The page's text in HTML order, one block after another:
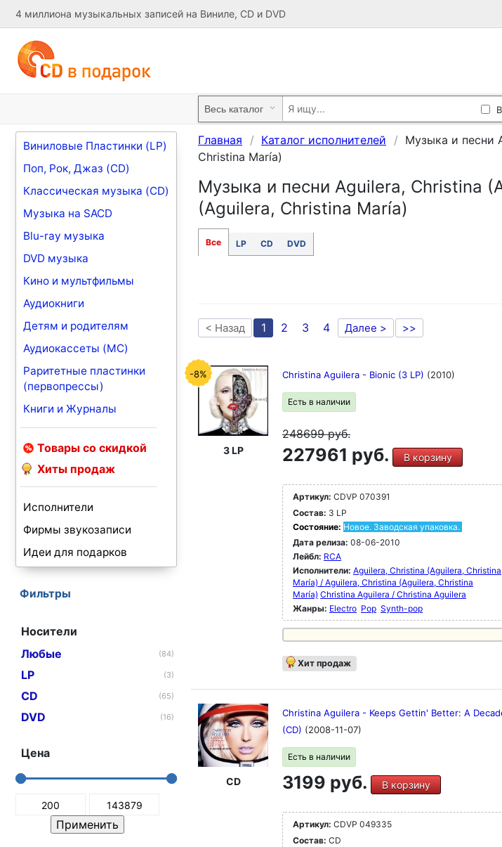
4 миллиона музыкальных записей на Виниле, CD и DVD
Виниловые Пластинки (LP)
Поп, Рок, Джаз (CD)
Классическая музыка (CD)
Музыка на SACD
Blu-ray музыка
DVD музыка
Кино и мультфильмы
Аудиокниги
Детям и родителям
Аудиокассеты (MC)
Раритетные пластинки
(первопрессы)
Книги и Журналы
Товары со скидкой
Хиты продаж
Исполнители
Фирмы звукозаписи
Идеи для подарков
Фильтры
Носители
Любые
(84)
LP (3)
CD (65)
DVD (16)
Цена
Главная Каталог исполнителей
Музыка и песни
Christina María)
Музыка и песни Aguilera, Christina
(Aguilera, Christina María)
Все LP CD DVD
< Назад 1 2 3 4 Далее > >>
-8%
3 LP
Christina Aguilera - Bionic (3 LP) (2010)
Есть в наличии
248699руб.
227961 руб. В корзину
Артикул: CDVP 070391
Состав: 3 LP
Состояние: Новое. Заводская упаковка.
Дата релиза: 08-06-2010
Лейбл: RCA
Исполнители: Aguilera, Christina (Aguilera, Christina
María) / Aguilera, Christina (Aguilera, Christina
María) Christina Aguilera / Christina Aguilera
Жанры: Electro Pop Synth-pop
Хит продаж
CD
Christina Aguilera - Keeps Gettin' Better: A
(CD) (2008-11-07)
Есть в наличии
3199 руб. В корзину
Артикул: CDVP 049335
Состав: CD